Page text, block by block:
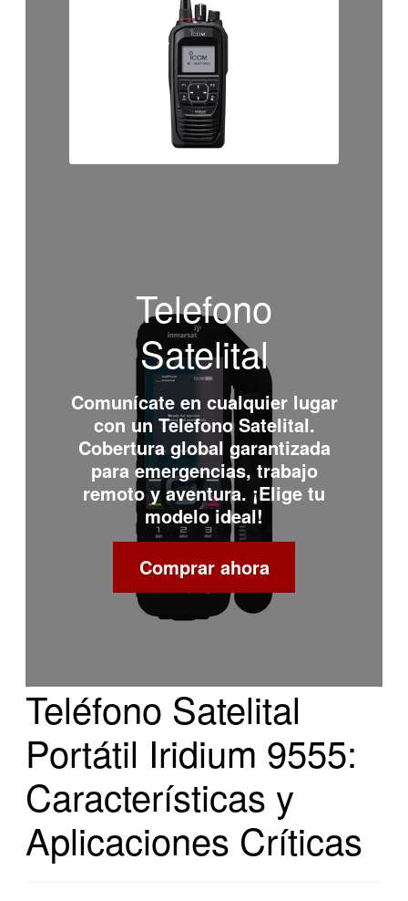
Telefono
Satelital
Comunícate en cualquier lugar
con un Telefono Satelital.
Cobertura global garantizada
para emergencias, trabajo
remoto y aventura. ¡Elige tu
modelo ideal!
Comprar ahora
Teléfono Satelital
Portátil Iridium 9555:
Características y
Aplicaciones Críticas